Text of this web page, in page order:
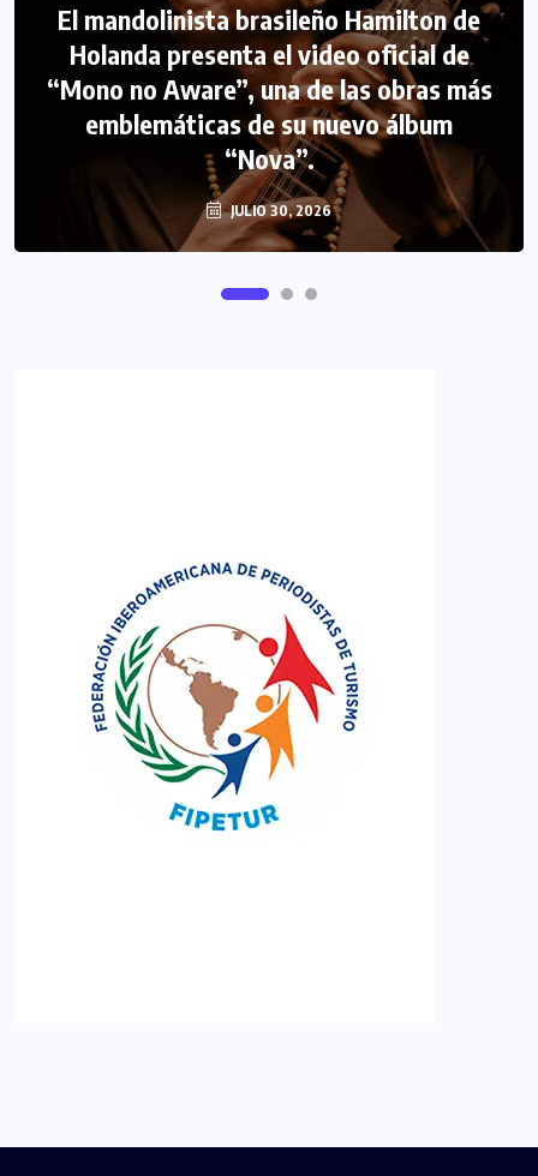
El mandolinista brasileño Hamilton de
Holanda presenta el video oficial de
“Mono no Aware”, una de las obras más
emblemáticas de su nuevo álbum
“Nova”.
JULIO 30, 2026
COLABORADORES INTERNACIONAL
NOTICIAS PERIODISMO TURISTICO
FIPETUR se solidariza con Venezuela
JUNIO 29, 2026